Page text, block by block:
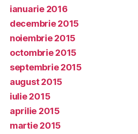
ianuarie 2016
decembrie 2015
noiembrie 2015
octombrie 2015
septembrie 2015
august 2015
iulie 2015
aprilie 2015
martie 2015